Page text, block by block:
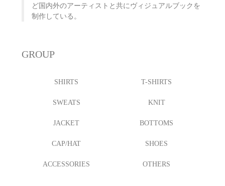
ど国内外のアーティストと共にヴィジュアルブックを
制作している。
GROUP
SHIRTS T-SHIRTS
SWEATS KNIT
JACKET BOTTOMS
CAP/HAT SHOES
ACCESSORIES OTHERS